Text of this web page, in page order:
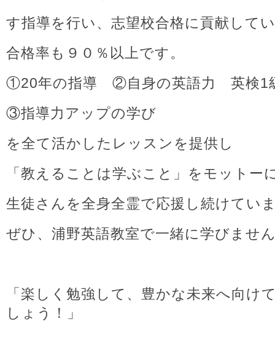
す指導を行い、志望校合格に貢献して
合格率も９０％以上です。
①20年の指導 ②自身の英語力 英検1
③指導力アップの学び
を全て活かしたレッスンを提供し
「教えることは学ぶこと」をモットー
生徒さんを全身全霊で応援し続けてい
ぜひ、浦野英語教室で一緒に学びませ
「楽しく勉強して、豊かな未来へ向け
しょう！」